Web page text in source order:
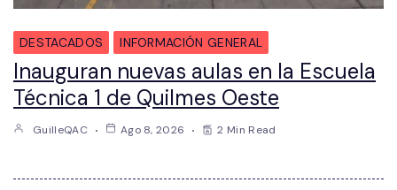
DESTACADOS INFORMACIÓN GENERAL
Inauguran nuevas aulas en la Escuela
Técnica 1 de Quilmes Oeste
GuilleQAC Ago 8, 2026 2 Min Read